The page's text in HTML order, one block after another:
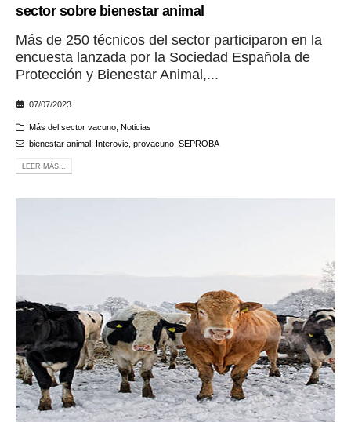
sector sobre bienestar animal
Más de 250 técnicos del sector participaron en la
encuesta lanzada por la Sociedad Española de
Protección y Bienestar Animal,...
07/07/2023
Más del sector vacuno, Noticias
bienestar animal, Interovic provacuno, SEPROBA
LEER MÁS...